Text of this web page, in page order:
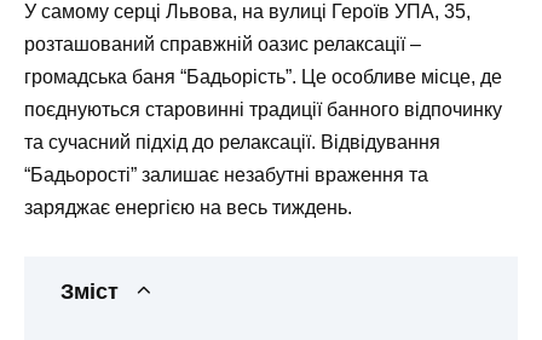
У самому серці Львова, на вулиці Героїв УПА, 35,
розташований справжній оазис релаксації –
громадська баня “Бадьорість”. Це особливе місце, де
поєднуються старовинні традиції банного відпочинку
та сучасний підхід до релаксації. Відвідування
“Бадьорості” залишає незабутні враження та
заряджає енергією на весь тиждень.
Зміст